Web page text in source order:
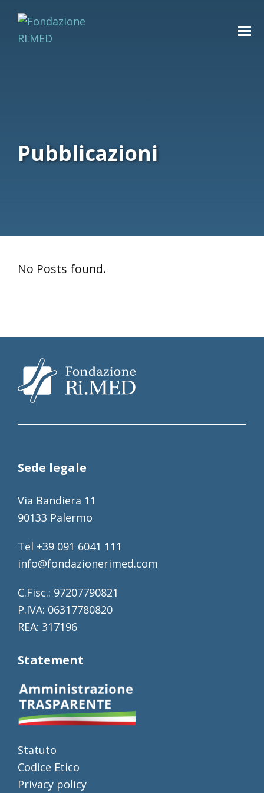
Pubblicazioni
No Posts found.
Sede legale
Via Bandiera 11
90133 Palermo
Tel +39 091 6041 111
info@fondazionerimed.com
C.Fisc.: 97207790821
P.IVA: 06317780820
REA: 317196
Statement
Statuto
Codice Etico
Privacy policy